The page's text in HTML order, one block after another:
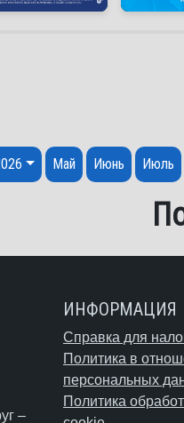
Май Июнь Июль
–
ИНФОРМАЦИЯ
Справка для
Политика в
персональных
Политика